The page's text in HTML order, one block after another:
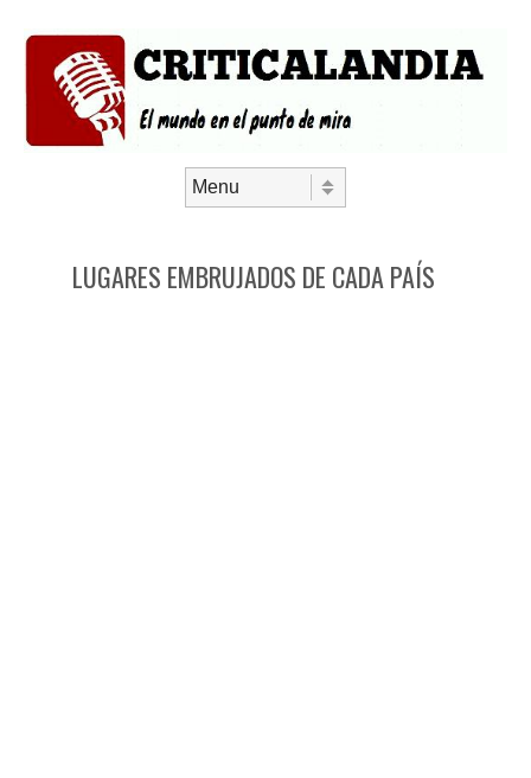
LUGARES EMBRUJADOS DE CADA PAÍS